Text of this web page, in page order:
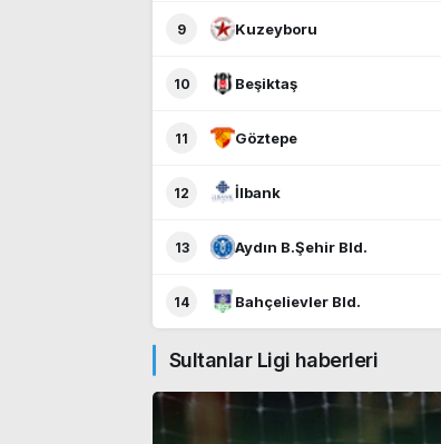
9 Kuzeyboru
10 Beşiktaş
11 Göztepe
12 İlbank
13 Aydın B.Şehir Bld.
14 Bahçelievler Bld.
Sultanlar Ligi haberleri